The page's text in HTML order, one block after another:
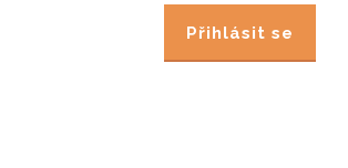
Přihlásit se